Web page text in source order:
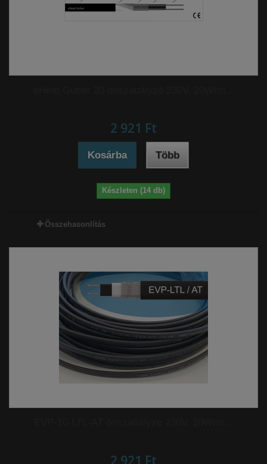
2 921 Ft‎
Kosárba Több
Készleten (14 db)
Összehasonlítás
2 921 Ft‎